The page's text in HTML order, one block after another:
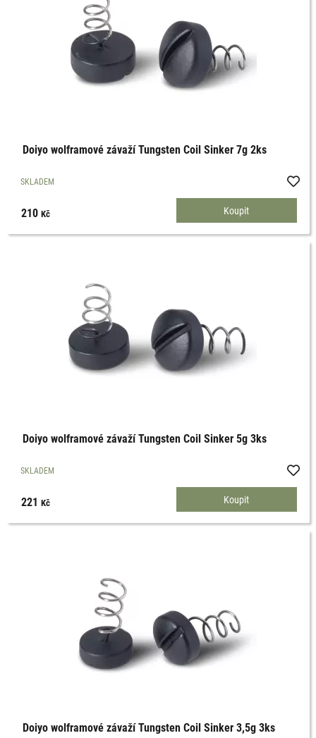
Doiyo wolframové závaží Tungsten Coil Sinker 7g 2ks
SKLADEM
210Kč
Doiyo wolframové závaží Tungsten Coil Sinker 5g 3ks
SKLADEM
221Kč
Doiyo wolframové závaží Tungsten Coil Sinker 3,5g 3ks